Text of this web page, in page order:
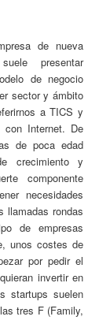
de nueva
presentar
de negocio
sector y ámbito
a TICS y
con Internet. De
de poca edad
crecimiento y
componente
necesidades
llamadas rondas
de empresas
unos costes de
por pedir el
invertir en
startups suelen
tres F (Family,